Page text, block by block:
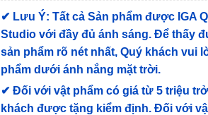
✔ Lưu Ý: Tất cả Sản phẩm được IGA
Studio với đầy đủ ánh sáng. Để thấy
sản phẩm rõ nét nhất, Quý khách vui
phẩm dưới ánh nắng mặt trời.
✔Đối với vật phẩm có giá từ 5 triệu
khách được tặng kiểm định. Đối với